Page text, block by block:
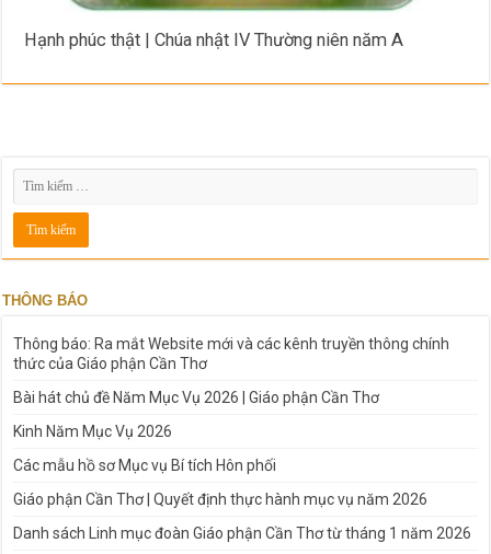
Hạnh phúc thật | Chúa nhật IV Thường niên năm A
THÔNG BÁO
Thông báo: Ra mắt Website mới và các kênh truyền thông chính
thức của Giáo phận Cần Thơ
Bài hát chủ đề Năm Mục Vụ 2026 | Giáo phận Cần Thơ
Kinh Năm Mục Vụ 2026
Các mẫu hồ sơ Mục vụ Bí tích Hôn phối
Giáo phận Cần Thơ | Quyết định thực hành mục vụ năm 2026
Danh sách Linh mục đoàn Giáo phận Cần Thơ từ tháng 1 năm 2026